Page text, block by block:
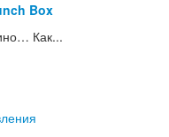
Box
Как...